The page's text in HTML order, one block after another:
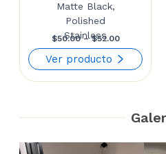
Matte Black,
Polished
Stainless
$50.00 – $52.00Price
range:
$50.00
$52.00
Ver producto